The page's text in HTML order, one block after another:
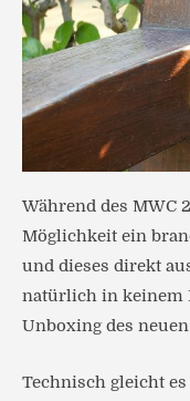
Während des MWC
Möglichkeit ein
und dieses direkt
natürlich in keinem
Unboxing des
Technisch gleicht